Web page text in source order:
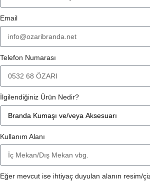
Email
Telefon Numarası
İlgilendiğiniz Ürün Nedir?
Kullanım Alanı
Eğer mevcut ise ihtiyaç duyulan alanın resim/